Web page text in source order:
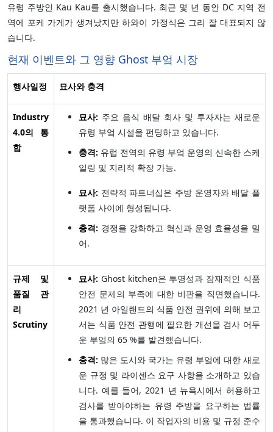
유령 주방인 Kau Kau를 출시했습니다. 최근 몇 년 동안 DC 지역 전
역에 포케 가게가 생겨났지만 하와이 가정식은 그리 잘 대표되지 않
습니다.
현재 이벤트와 그 영향 Ghost 부엌 시장
행사일정 묘사와 충격
Industry
4.0의 통
합
묘사: 주요 음식 배달 회사 및 투자자는 새로운
유령 부엌 시설을 펀딩하고 있습니다.
충격: 유럽 전역의 유령 부엌 운영의 신속한 스케
일링 및 지리적 확장 가능.
묘사: 전략적 파트너십은 주방 운영자와 배달 플
랫폼 사이에 형성됩니다.
충격: 경쟁을 강화하고 혁신과 운영 효율성을 밀
어.
규제 및
품질 관
리
Scrutiny
묘사: Ghost kitchen은 투명성과 잠재적인 식품
안전 문제의 부족에 대한 비판을 직면했습니다.
2021 년 아일랜드의 식품 안전 권위에 의해 보고
서는 식품 안전 관행에 필요한 개선을 검사 어두
운 부엌의 65 %를 발견했습니다.
충격: 많은 도시와 국가는 유령 부엌에 대한 새로
운 규정 및 라이센스 요구 사항을 소개하고 있습
니다. 예를 들어, 2021 년 뉴욕시에서 허용하고
검사를 받아야하는 유령 주방을 요구하는 법률
을 통과했습니다. 이 작업자의 비용 및 규정 준수